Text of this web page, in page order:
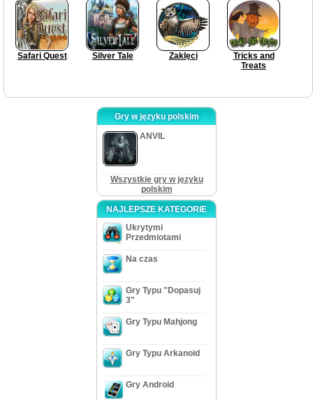
Safari Quest Silver Tale Zaklęci
Tricks and
Treats
Gry w języku polskim
ANVIL
Wszystkie gry w języku
polskim
NAJLEPSZE KATEGORIE
Ukrytymi
Przedmiotami
Na czas
Gry Typu "Dopasuj
3"
Gry Typu Mahjong
Gry Typu Arkanoid
Gry Android